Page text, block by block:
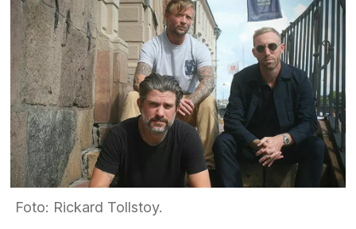
Foto: Rickard Tollstoy.